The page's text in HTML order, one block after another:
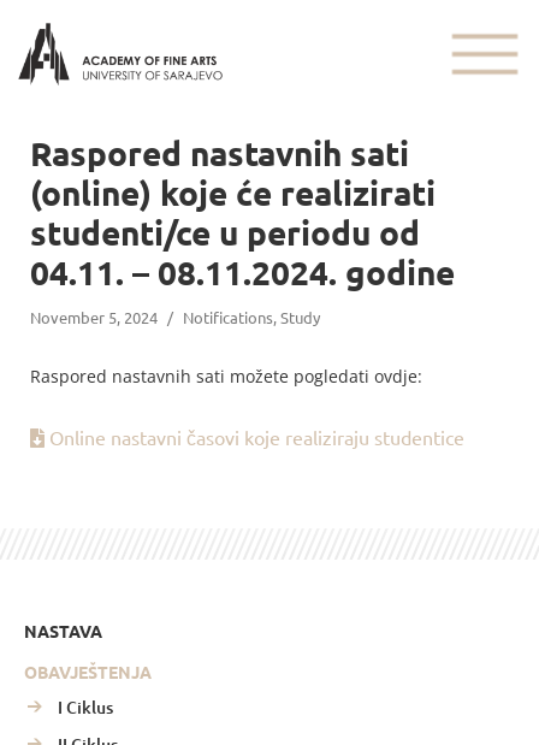
Raspored nastavnih sati
(online) koje će realizirati
studenti/ce u periodu od
04.11. – 08.11.2024. godine
November 5, 2024 / Notifications,Study
Raspored nastavnih sati možete pogledati ovdje:
Online nastavni časovi koje realiziraju studentice
NASTAVA
OBAVJEŠTENJA
I Ciklus